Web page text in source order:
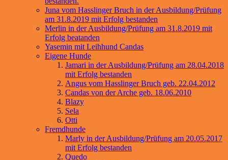
Juna vom Hasslinger Bruch in der Ausbildung/Prüfung
am 31.8.2019 mit Erfolg bestanden
Merlin in der Ausbildung/Prüfung am 31.8.2019 mit
Erfolg beatanden
Yasemin mit Leihhund Candas
Eigene Hunde
Jamari in der Ausbildung/Prüfung am 28.04.2018
mit Erfolg bestanden
Angus vom Hasslinger Bruch geb. 22.04.2012
Candas von der Arche geb. 18.06.2010
Blazy
Sela
Otti
Fremdhunde
Marly in der Ausbildung/Prüfung am 20.05.2017
mit Erfolg bestanden
Quedo